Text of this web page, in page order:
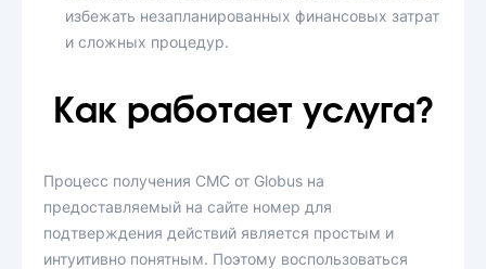
избежать незапланированных финансовых затрат
и сложных процедур.
Как работает услуга?
Процесс получения СМС от Globus на
предоставляемый на сайте номер для
подтверждения действий является простым и
интуитивно понятным. Поэтому воспользоваться